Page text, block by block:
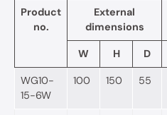
Product
no.
External
dimensions
W H D
WG10-
15-6W
100 150 55